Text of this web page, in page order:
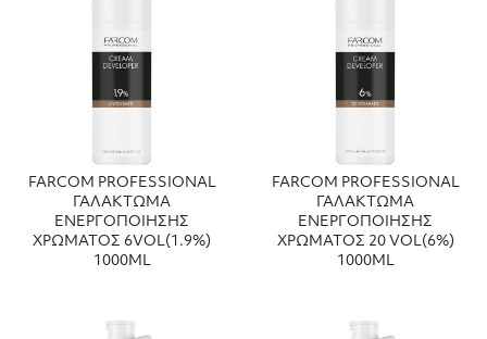
FARCOM PROFESSIONAL
ΓΑΛΑΚΤΩΜΑ
ΕΝΕΡΓΟΠΟΙΗΣΗΣ
ΧΡΩΜΑΤΟΣ 6VOL(1.9%)
1000ML
FARCOM PROFESSIONAL
ΓΑΛΑΚΤΩΜΑ
ΕΝΕΡΓΟΠΟΙΗΣΗΣ
ΧΡΩΜΑΤΟΣ 20 VOL(6%)
1000ML